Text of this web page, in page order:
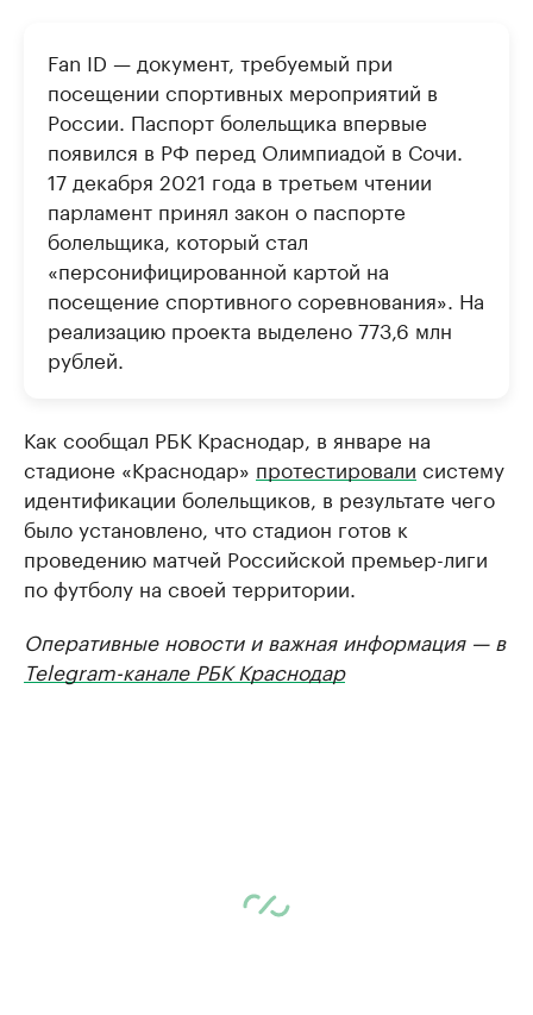
Fan ID — документ, требуемый при
посещении спортивных мероприятий в
России. Паспорт болельщика впервые
появился в РФ перед Олимпиадой в Сочи.
17 декабря 2021 года в третьем чтении
парламент принял закон о паспорте
болельщика, который стал
«персонифицированной картой на
посещение спортивного соревнования». На
реализацию проекта выделено 773,6 млн
рублей.
Как сообщал РБК Краснодар, в январе на
стадионе «Краснодар» протестировали систему
идентификации болельщиков, в результате чего
было установлено, что стадион готов к
проведению матчей Российской премьер-лиги
по футболу на своей территории.
Оперативные новости и важная информация — в
Telegram-канале РБК Краснодар